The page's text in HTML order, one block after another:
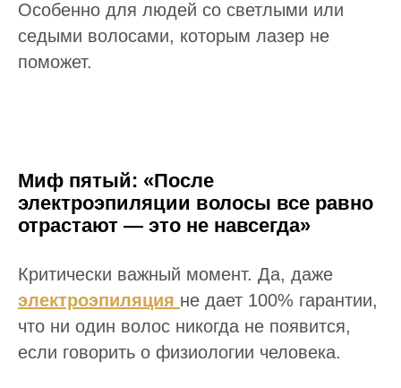
Особенно для людей со светлыми или
седыми волосами, которым лазер не
поможет.
Миф пятый: «После
электроэпиляции волосы все равно
отрастают — это не навсегда»
Критически важный момент. Да, даже
электроэпиляция не дает 100% гарантии,
что ни один волос никогда не появится,
если говорить о физиологии человека.